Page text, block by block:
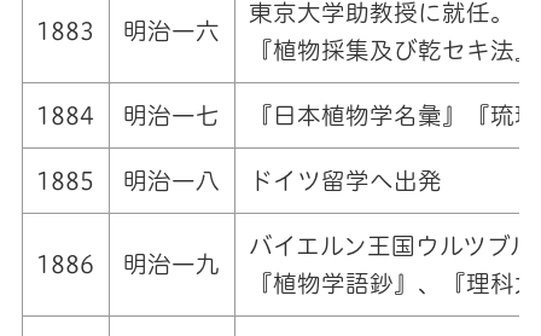
1883 明治一六
東京大学助教授に就任。
『植物採集及び乾セキ法
1884 明治一七 『日本植物学名彙』『琉
1885 明治一八 ドイツ留学へ出発
1886 明治一九
バイエルン王国ウルツブ
『植物学語鈔』、『理科